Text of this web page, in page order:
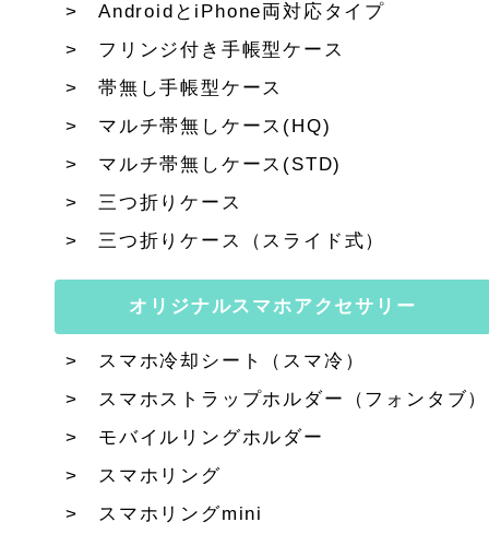
AndroidとiPhone両対応タイプ
フリンジ付き手帳型ケース
帯無し手帳型ケース
マルチ帯無しケース(HQ)
マルチ帯無しケース(STD)
三つ折りケース
三つ折りケース（スライド式）
オリジナルスマホアクセサリー
スマホ冷却シート（スマ冷）
スマホストラップホルダー（フォンタブ）
モバイルリングホルダー
スマホリング
スマホリングmini